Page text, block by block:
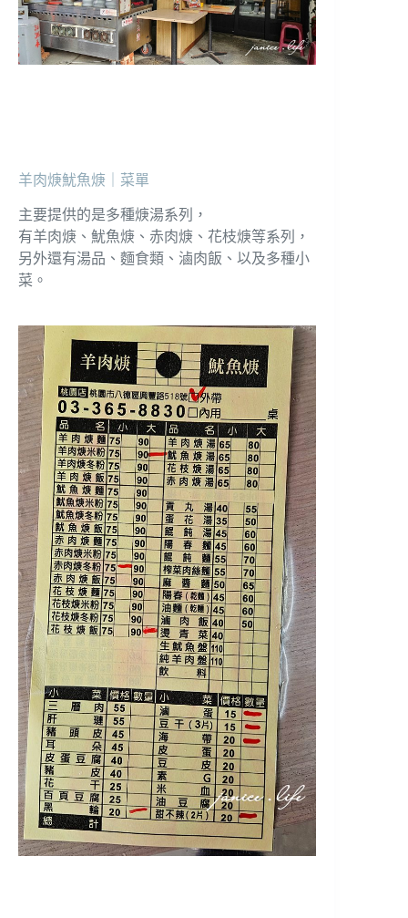
羊肉焿魷魚焿｜菜單
主要提供的是多種焿湯系列，
有羊肉焿、魷魚焿、赤肉焿、花枝焿等系列，
另外還有湯品、麵食類、滷肉飯、以及多種小
菜。